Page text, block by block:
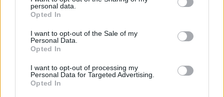
grant or deny consent to Google and its third-party tags to
use your data for below specified purposes in below Google
consent section.
personal data.
Opted In
I want to opt-out of the Sale of my
Personal Data.
Opted In
I want to opt-out of processing my
Personal Data for Targeted Advertising.
Opted In
tették lehetővé neki, hogy egykori védence mellett
Forma-1-es csapatfőnöke mesélte el, hogy Corinna
Schumacher, a hétszeres világbajnok felesége miként
utasította őt vissza.
„Corinna egy időben az egyik versenyzőnk, Heinz-Harald